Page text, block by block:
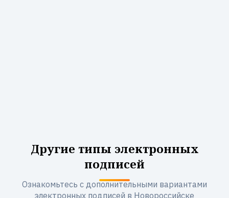
Другие типы электронных
подписей
Ознакомьтесь с дополнительными вариантами
электронных подписей в Новороссийске